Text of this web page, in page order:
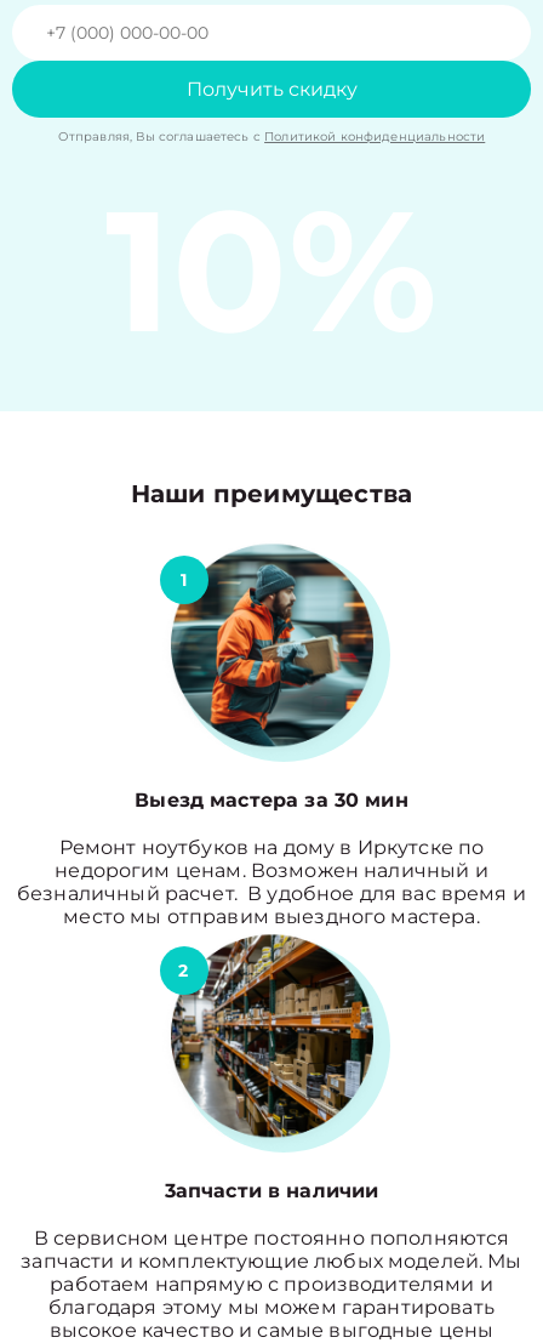
Получить скидку
Отправляя, Вы соглашаетесь с Политикой конфиденциальности
10%
Наши преимущества
1
Выезд мастера за 30 мин
Ремонт ноутбуков на дому в Иркутске по
недорогим ценам. Возможен наличный и
безналичный расчет. В удобное для вас время и
место мы отправим выездного мастера.
2
3апчасти в наличии
В сервисном центре постоянно пополняются
запчасти и комплектующие любых моделей. Мы
работаем напрямую с производителями и
благодаря этому мы можем гарантировать
высокое качество и самые выгодные цены